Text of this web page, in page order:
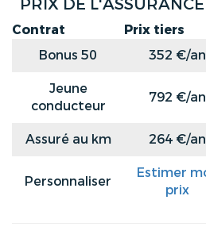
PRIX DE
Contrat Prix tiers
Bonus 50
352 €/an
Jeune
conducteur
792 €/an
Assuré au km 264 €/an
Personnaliser
Estimer
prix